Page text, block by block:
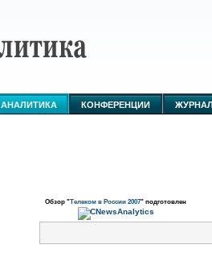
АНАЛИТИКА КОНФЕРЕНЦИИ
Обзор "Телеком в России 2007" подготовлен